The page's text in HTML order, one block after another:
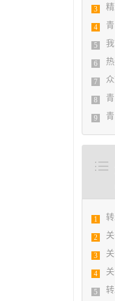
3
4
5
6
7
8
9
1
2
3
4
5